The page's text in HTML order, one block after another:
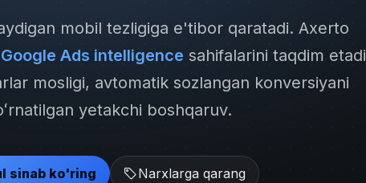
mobil tezligiga e'tibor qaratadi. Axerto
Ads intelligence sahifalarini taqdim etadi
mosligi, avtomatik sozlangan konversiyani
yetakchi boshqaruv.
sinab ko'ring Narxlarga qarang